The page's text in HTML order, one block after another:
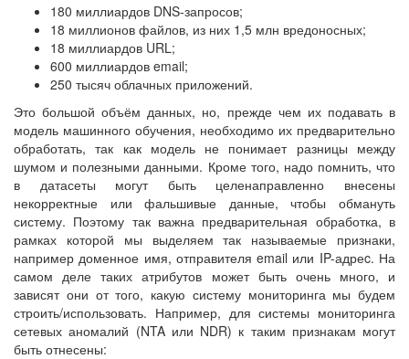
180 миллиардов DNS-запросов;
18 миллионов файлов, из них 1,5 млн вредоносных;
18 миллиардов URL;
600 миллиардов email;
250 тысяч облачных приложений.
Это большой объём данных, но, прежде чем их подавать в
модель машинного обучения, необходимо их предварительно
обработать, так как модель не понимает разницы между
шумом и полезными данными. Кроме того, надо помнить, что
в датасеты могут быть целенаправленно внесены
некорректные или фальшивые данные, чтобы обмануть
систему. Поэтому так важна предварительная обработка, в
рамках которой мы выделяем так называемые признаки,
например доменное имя, отправителя email или IP-адреc. На
самом деле таких атрибутов может быть очень много, и
зависят они от того, какую систему мониторинга мы будем
строить/использовать. Например, для системы мониторинга
сетевых аномалий (NTA или NDR) к таким признакам могут
быть отнесены: